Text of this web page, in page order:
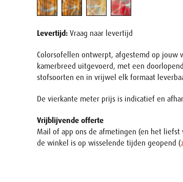
Levertijd: Vraag naar levertijd
Colorsofellen ontwerpt, afgestemd op jouw
kamerbreed uitgevoerd, met een
stofsoorten en in vrijwel elk formaat
De vierkante meter prijs is indicatief en
Vrijblijvende offerte
Mail of app ons de afmetingen (en het
de winkel is op wisselende tijden geopend (